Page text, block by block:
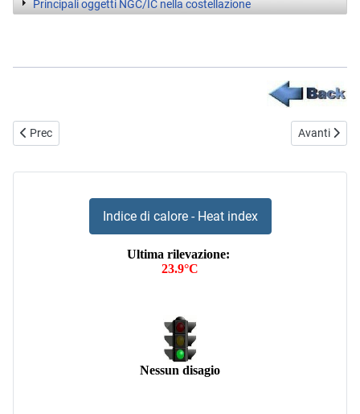
Indice di calore - Heat index
Principali oggetti NGC/IC nella costellazione
Articolo precedente: Costellazione Cani da caccia
Prec Articolo
Avanti